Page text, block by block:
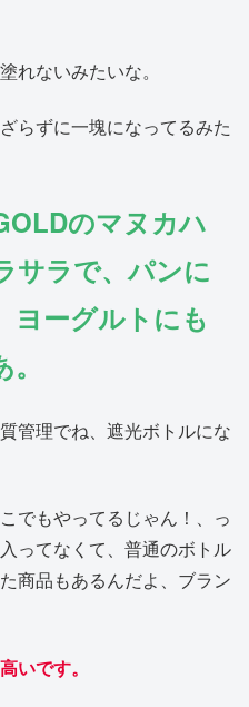
れないみたいな。
らずに一塊になってるみた
のマヌカハ
サラで、パンに
ヨーグルトにも
管理でね、遮光ボトルにな
でもやってるじゃん！、っ
ってなくて、普通のボトル
商品もあるんだよ、ブラン
いです。